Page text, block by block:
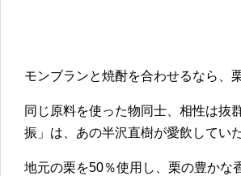
モンブランと焼酎を合わせるなら、
同じ原料を使った物同士、相性は
振」は、あの半沢直樹が愛飲してい
地元の栗を50％使用し、栗の豊かな